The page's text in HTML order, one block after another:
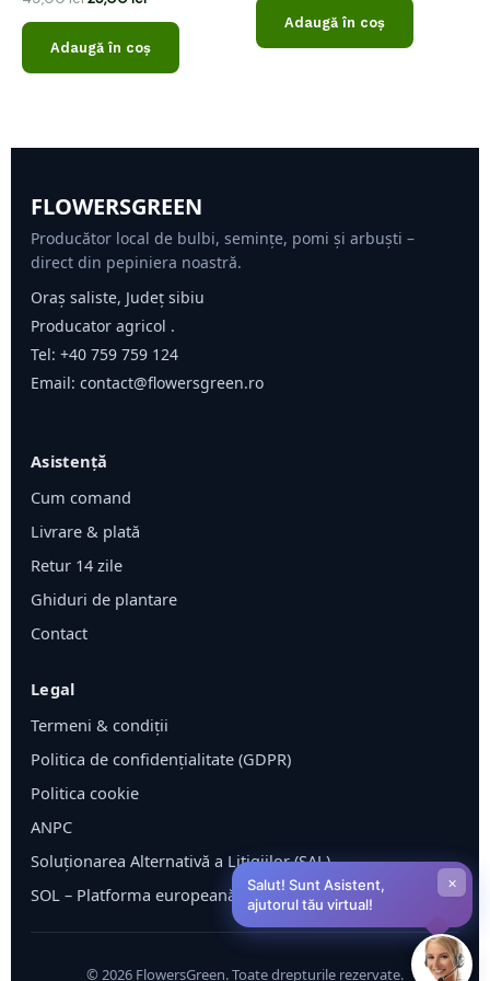
0
Adaugă în coș
Adaugă în coș
FLOWERSGREEN
Producător local de bulbi, semințe, pomi și arbuști –
direct din pepiniera noastră.
Oraș saliste, Județ sibiu
Producator agricol .
Tel: +40 759 759 124
Email: contact@flowersgreen.ro
Asistență
Cum comand
Livrare & plată
Retur 14 zile
Ghiduri de plantare
Contact
Legal
Termeni & condiții
Politica de confidențialitate (GDPR)
Politica cookie
ANPC
Soluționarea Alternativă a Litigiilor (SAL)
SOL – Platforma europeană ODR
© 2026 FlowersGreen. Toate drepturile rezervate.
Salut! Sunt Asistent,
ajutorul tău virtual!
×